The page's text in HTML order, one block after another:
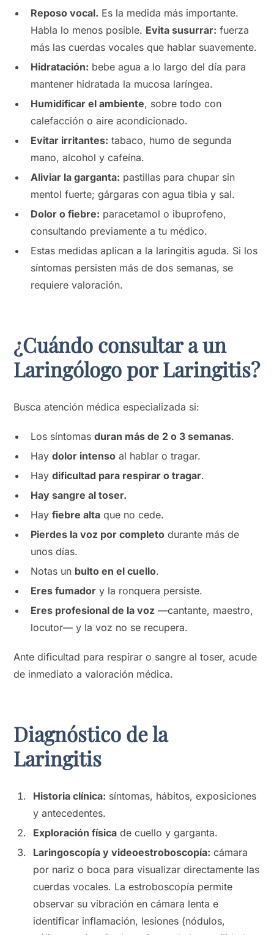
Reposo vocal. Es la medida más importante.
Habla lo menos posible. Evita susurrar: fuerza
más las cuerdas vocales que hablar suavemente.
Hidratación: bebe agua a lo largo del día para
mantener hidratada la mucosa laríngea.
Humidificar el ambiente, sobre todo con
calefacción o aire acondicionado.
Evitar irritantes: tabaco, humo de segunda
mano, alcohol y cafeína.
Aliviar la garganta: pastillas para chupar sin
mentol fuerte; gárgaras con agua tibia y sal.
Dolor o fiebre: paracetamol o ibuprofeno,
consultando previamente a tu médico.
Estas medidas aplican a la laringitis aguda. Si los
síntomas persisten más de dos semanas, se
requiere valoración.
¿Cuándo consultar a un
Laringólogo por Laringitis?
Busca atención médica especializada si:
Los síntomasduran más de 2 o 3 semanas.
Haydolor intenso al hablar o tragar.
Haydificultad para respirar o tragar.
Hay sangre al toser.
Hayfiebre alta que no cede.
Pierdes la voz por completo durante más de
unos días.
Notas un bulto en el cuello.
Eres fumador y la ronquera persiste.
Eres profesional de la voz —cantante, maestro,
locutor— y la voz no se recupera.
Ante dificultad para respirar o sangre al toser, acude
de inmediato a valoración médica.
Diagnóstico de la
Laringitis
Historia clínica: síntomas, hábitos, exposiciones
y antecedentes.
Exploración física de cuello y garganta.
Laringoscopía y videoestroboscopía: cámara
por nariz o boca para visualizar directamente las
cuerdas vocales. La estroboscopía permite
observar su vibración en cámara lenta e
identificar inflamación, lesiones (nódulos,